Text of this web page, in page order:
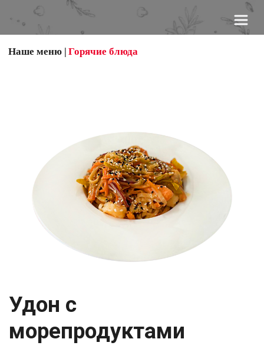
Наше меню | Горячие блюда
Удон с
морепродуктами